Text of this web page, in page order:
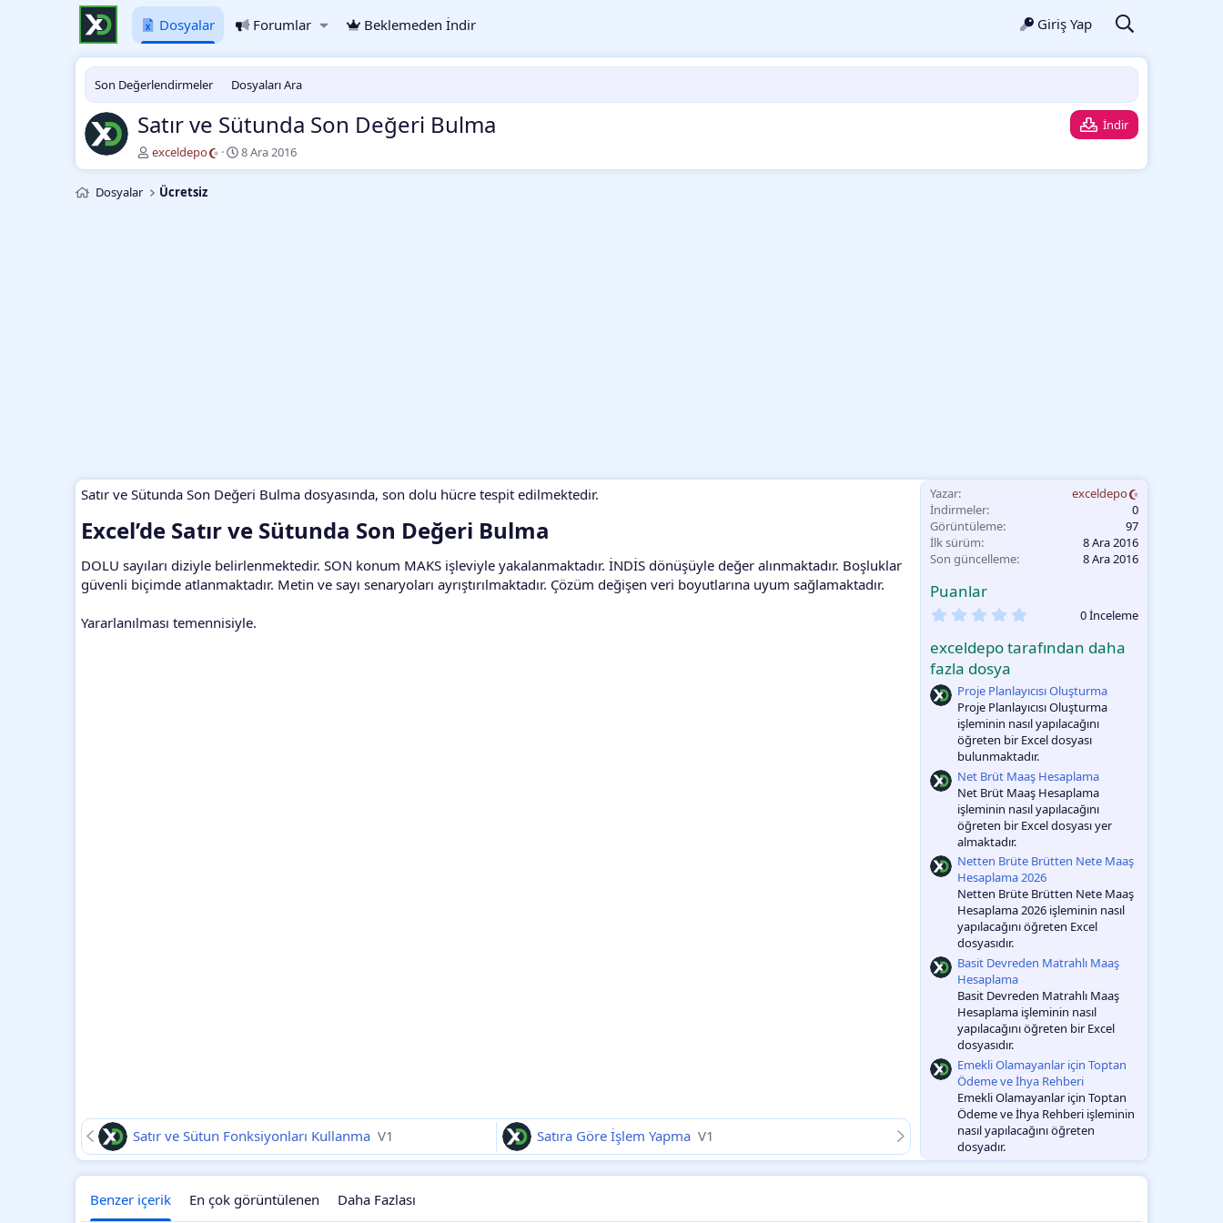
Dosyalar Forumlar Beklemeden İndir Giriş Yap
Son Değerlendirmeler Dosyaları Ara
Satır ve Sütunda Son Değeri Bulma
İndir
Y
a
a
exceldepo
O
l
8 Ara 2016
Dosyalar Ücretsiz
Satır ve Sütunda Son Değeri Bulma dosyasında, son dolu hücre tespit edilmektedir.
Excel’de Satır ve Sütunda Son Değeri Bulma​
DOLU sayıları diziyle belirlenmektedir. SON konum MAKS işleviyle yakalanmaktadır. İNDİS dönüşüyle değer alınmaktadır. Boşluklar
güvenli biçimde atlanmaktadır. Metin ve sayı senaryoları ayrıştırılmaktadır. Çözüm değişen veri boyutlarına uyum sağlamaktadır.
Yararlanılması temennisiyle.
Satır ve Sütun Fonksiyonları Kullanma V1 Satıra Göre İşlem Yapma V1
Yazar
exceldepo
İndirmeler
0
Görüntüleme
97
İlk sürüm
8 Ara 2016
Son güncelleme
8 Ara 2016
Puanlar
0
l
a
m
a
0 İnceleme
exceldepo tarafından daha
fazla dosya
Proje Planlayıcısı Oluşturma
Proje Planlayıcısı Oluşturma
işleminin nasıl yapılacağını
öğreten bir Excel dosyası
bulunmaktadır.
Net Brüt Maaş Hesaplama
Net Brüt Maaş Hesaplama
işleminin nasıl yapılacağını
öğreten bir Excel dosyası yer
almaktadır.
Netten Brüte Brütten Nete Maaş
Hesaplama 2026
Netten Brüte Brütten Nete Maaş
Hesaplama 2026 işleminin nasıl
yapılacağını öğreten Excel
dosyasıdır.
Basit Devreden Matrahlı Maaş
Hesaplama
Basit Devreden Matrahlı Maaş
Hesaplama işleminin nasıl
yapılacağını öğreten bir Excel
dosyasıdır.
Emekli Olamayanlar için Toptan
Ödeme ve İhya Rehberi
Emekli Olamayanlar için Toptan
Ödeme ve İhya Rehberi işleminin
nasıl yapılacağını öğreten
dosyadır.
Benzer içerik En çok görüntülenen Daha Fazlası